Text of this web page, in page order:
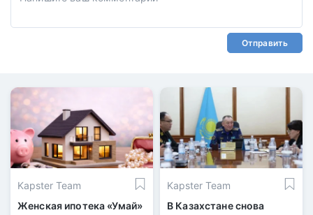
Отправить
Kapster Team
Женская ипотека «Умай»
Kapster Team
В Казахстане снова